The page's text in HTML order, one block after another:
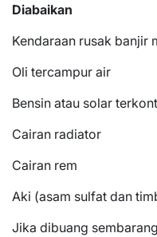
Diabaikan
Kendaraan rusak banjir
Oli tercampur air
Bensin atau solar
Cairan radiator
Cairan rem
Aki (asam sulfat dan
Jika dibuang